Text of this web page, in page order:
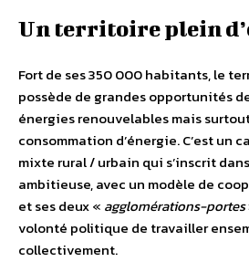
Un territoire plein
Fort de ses 350 000 habitants, le
possède de grandes opportunités
énergies renouvelables mais
consommation d’énergie. C’est un
mixte rural / urbain qui s’inscrit
ambitieuse, avec un modèle de
et ses deux « agglomérations-portes
volonté politique de travailler
collectivement.